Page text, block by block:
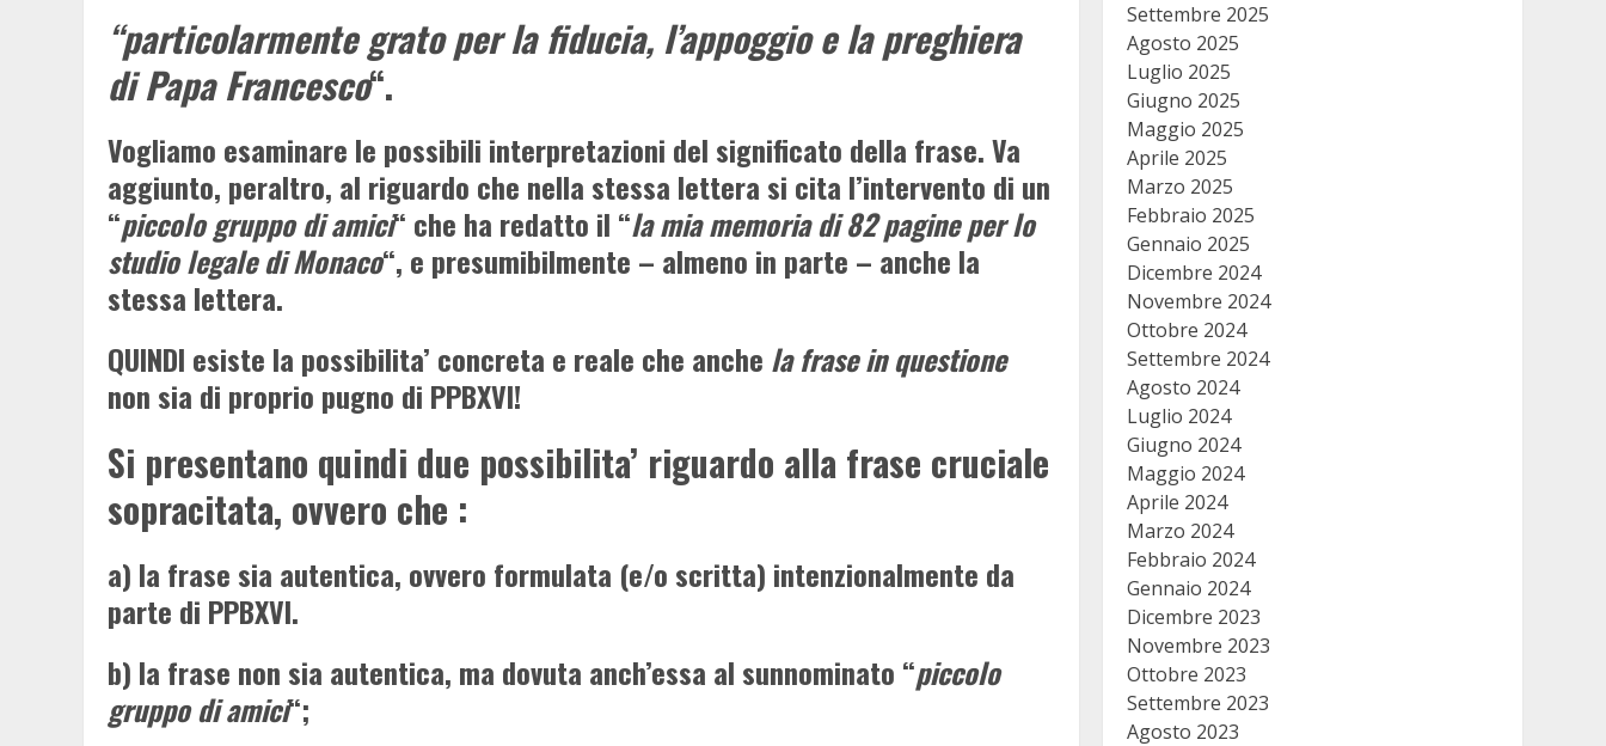
“particolarmente grato per la fiducia, l’appoggio e la preghiera
di Papa Francesco“.
Vogliamo esaminare le possibili interpretazioni del significato della frase. Va
aggiunto, peraltro, al riguardo che nella stessa lettera si cita l’intervento di un
“piccolo gruppo di amici“ che ha redatto il “la miamemoria di 82 pagine per lo
studio legale di Monaco“, e presumibilmente – almeno in parte – anche la
stessa lettera.
QUINDI esiste la possibilita’ concreta e reale che anche la frase in questione
non sia di proprio pugno di PPBXVI!
Si presentano quindi due possibilita’ riguardo alla frase cruciale
sopracitata, ovvero che :
a) la frase sia autentica, ovvero formulata (e/o scritta) intenzionalmente da
parte di PPBXVI.
b) la frase non sia autentica, ma dovuta anch’essa al sunnominato “piccolo
gruppo di amici“;
Settembre 2025
Agosto 2025
Luglio 2025
Giugno 2025
Maggio 2025
Aprile 2025
Marzo 2025
Febbraio 2025
Gennaio 2025
Dicembre 2024
Novembre 2024
Ottobre 2024
Settembre 2024
Agosto 2024
Luglio 2024
Giugno 2024
Maggio 2024
Aprile 2024
Marzo 2024
Febbraio 2024
Gennaio 2024
Dicembre 2023
Novembre 2023
Ottobre 2023
Settembre 2023
Agosto 2023